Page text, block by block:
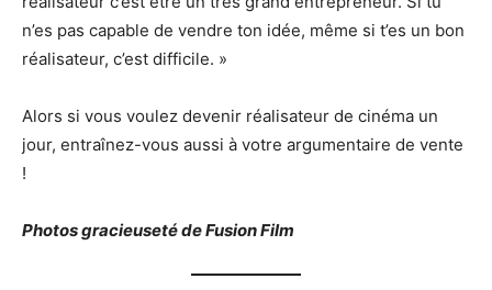
n’es pas capable de vendre ton idée, même si t’es un bon
réalisateur, c’est difficile. »
Alors si vous voulez devenir réalisateur de cinéma un
jour, entraînez-vous aussi à votre argumentaire de vente
!
Photos gracieuseté de Fusion Film